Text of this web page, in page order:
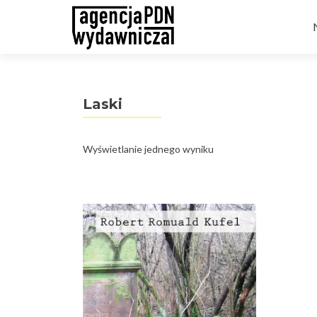
Laski
Wyświetlanie jednego wyniku